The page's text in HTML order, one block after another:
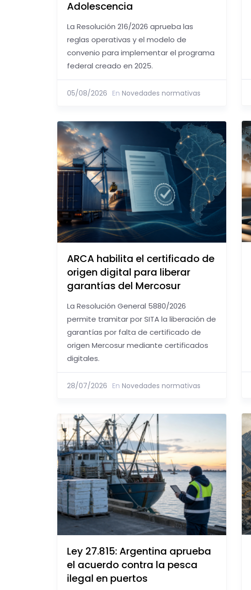
Adolescencia
La Resolución 216/2026 aprueba las
reglas operativas y el modelo de
convenio para implementar el programa
federal creado en 2025.
05/08/2026 En Novedades normativas
ARCA habilita el certificado de
origen digital para liberar
garantías del Mercosur
La Resolución General 5880/2026
permite tramitar por SITA la liberación de
garantías por falta de certificado de
origen Mercosur mediante certificados
digitales.
28/07/2026 En Novedades normativas
Ley 27.815: Argentina aprueba
el acuerdo contra la pesca
ilegal en puertos